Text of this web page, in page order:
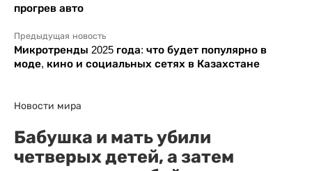
прогрев авто
Предыдущая новость
Микротренды 2025 года: что будет популярно в
моде, кино и социальных сетях в Казахстане
Новости мира
Бабушка и мать убили
четверых детей, а затем